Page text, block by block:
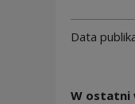
Data
W ostatni